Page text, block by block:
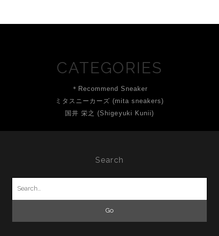
CATEGORIES
＊Recommend Sneaker
ミタスニーカーズ (mita sneakers)
国井 栄之 (Shigeyuki Kunii)
Search